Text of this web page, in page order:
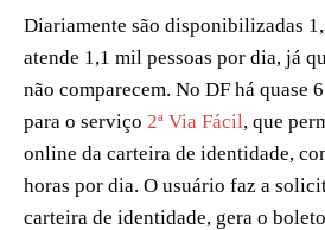
Diariamente são disponibilizadas
atende 1,1 mil pessoas por dia, já
não comparecem. No DF há quase
para o serviço 2ª Via Fácil, que
online da carteira de identidade,
horas por dia. O usuário faz a
carteira de identidade, gera o